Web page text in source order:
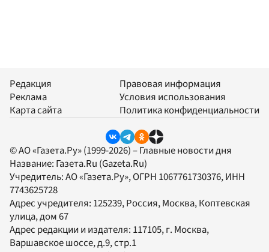
Редакция
Реклама
Карта сайта
Правовая информация
Условия использования
Политика конфиденциальности
© АО «Газета.Ру» (1999-2026) – Главные новости дня
Название: Газета.Ru (Gazeta.Ru)
Учредитель:АО «Газета.Ру», ОГРН 1067761730376, ИНН
7743625728
Адрес учредителя: 125239, Россия, Москва, Коптевская
улица, дом 67
Адрес редакции и издателя: 117105, г. Москва,
Варшавское шоссе, д.9, стр.1